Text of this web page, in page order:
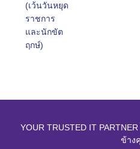
(เว้นวันหยุด
ราชการ
และนักขัต
ฤกษ์)
YOUR TRUSTED IT
ข้าง